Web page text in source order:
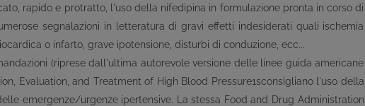
rapido e protratto, l'uso della nifedipina in formulazione pronta in corso di
segnalazioni in letteratura di gravi effetti indesiderati quali ischemia
o infarto, grave ipotensione, disturbi di conduzione, ecc...
(riprese dall'ultima autorevole versione delle linee guida americane
Evaluation, and Treatment of High Blood Pressure1sconsigliano l'uso della
emergenze/urgenze ipertensive. La stessa Food and Drug Administration